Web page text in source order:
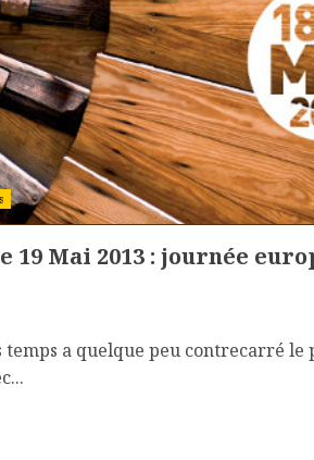
19 Mai 2013 : journée
temps a quelque peu contrecarré le